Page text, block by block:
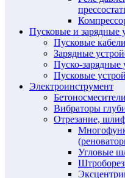
Пусковые и зарядные
Пусковые кабели
Зарядные
Пуско-зарядные
Пусковые
Электроинструмент
Вибраторы
Отрезание,
Угловые